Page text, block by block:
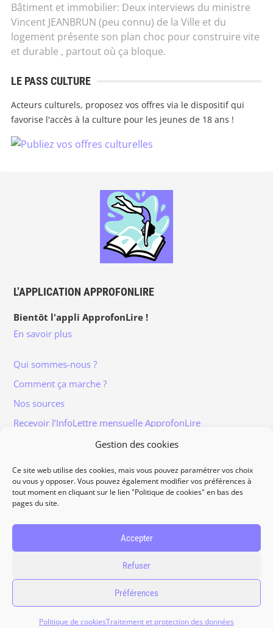
Gestion des cookies
Ce site web utilise des cookies, mais vous pouvez paramétrer vos choix
ou vous y opposer. Vous pouvez également modifier vos préférences à
tout moment en cliquant sur le lien "Politique de cookies" en bas des
pages du site.
Accepter
Refuser
Préférences
Politique de cookiesTraitement et protection des données
Bâtiment et immobilier: Deux interviews du ministre
Vincent JEANBRUN (peu connu) de la Ville et du
logement présente son plan choc pour construire vite
et durable , partout où ça bloque.
LE PASS CULTURE
Acteurs culturels, proposez vos offres via le dispositif qui
favorise l'accès à la culture pour les jeunes de 18 ans !
L’APPLICATION APPROFONLIRE
Bientôt l'appli ApprofonLire !
En savoir plus
Qui sommes-nous ?
Comment ça marche ?
Nos sources
Recevoir l’InfoLettre mensuelle ApprofonLire
Informations légales
Accès à vos données personnelles
Politique de cookies
2026ApprofonLire, tous droits réservés.